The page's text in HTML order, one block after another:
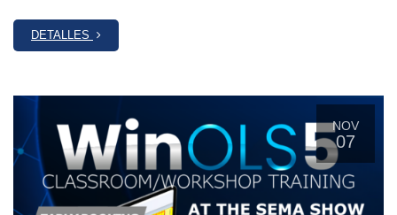
DETALLES
NOV
07